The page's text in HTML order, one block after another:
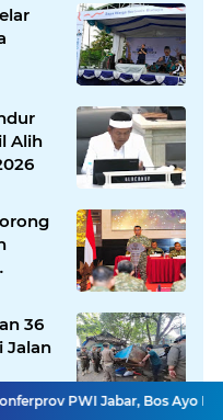
Alih
36
Jalan
Bos Ayo Media Sambangi